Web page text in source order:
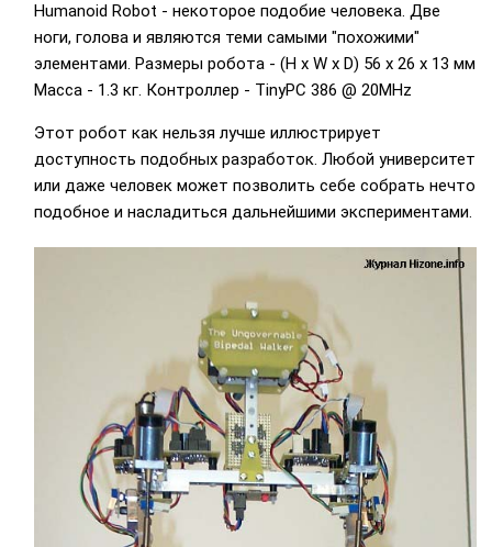
Humanoid Robot - некоторое подобие человека. Две
ноги, голова и являются теми самыми "похожими"
элементами. Размеры робота - (H x W x D) 56 x 26 x 13 мм
Масса - 1.3 кг. Контроллер - TinyPC 386 @ 20MHz
Этот робот как нельзя лучше иллюстрирует
доступность подобных разработок. Любой университет
или даже человек может позволить себе собрать нечто
подобное и насладиться дальнейшими экспериментами.